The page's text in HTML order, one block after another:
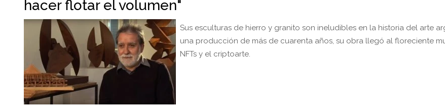
hacer flotar el volumen"
Sus esculturas de hierro y granito son ineludibles en la historia del arte
una producción de más de cuarenta años, su obra llegó al floreciente
NFTs y el criptoarte.